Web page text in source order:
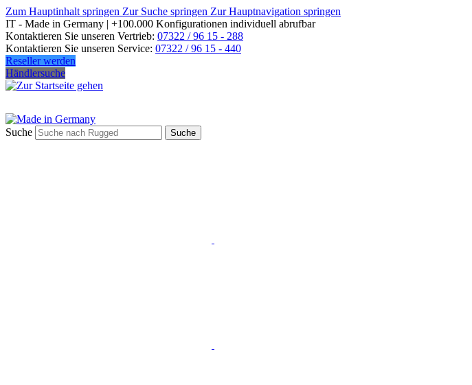
Zum Hauptinhalt springen Zur Suche springen Zur Hauptnavigation springen
IT - Made in Germany | +100.000 Konfigurationen individuell abrufbar
Kontaktieren Sie unseren Vertrieb: 07322 / 96 15 - 288
Kontaktieren Sie unseren Service: 07322 / 96 15 - 440
Reseller werden
Händlersuche
Suche Suche